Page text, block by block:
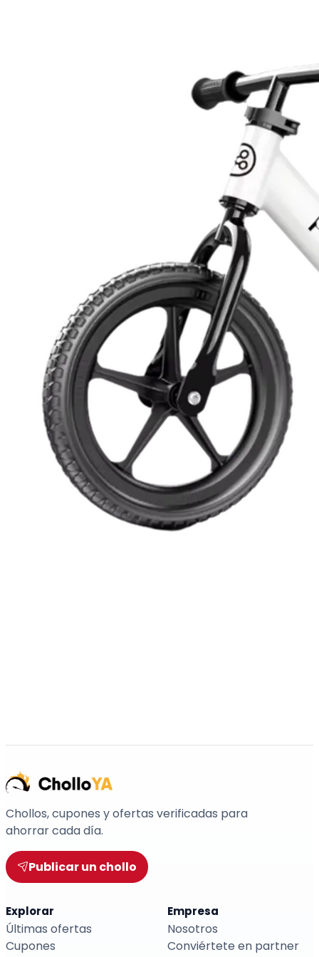
Chollos, cupones y ofertas verificadas para
ahorrar cada día.
Publicar un chollo
Explorar
Últimas ofertas
Cupones
Empresa
Nosotros
Conviértete en partner